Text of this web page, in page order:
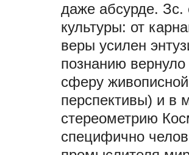
даже абсурде. Зс.
культуры: от
веры усилен
познанию
сферу
перспективы) и в
стереометрию
специфично